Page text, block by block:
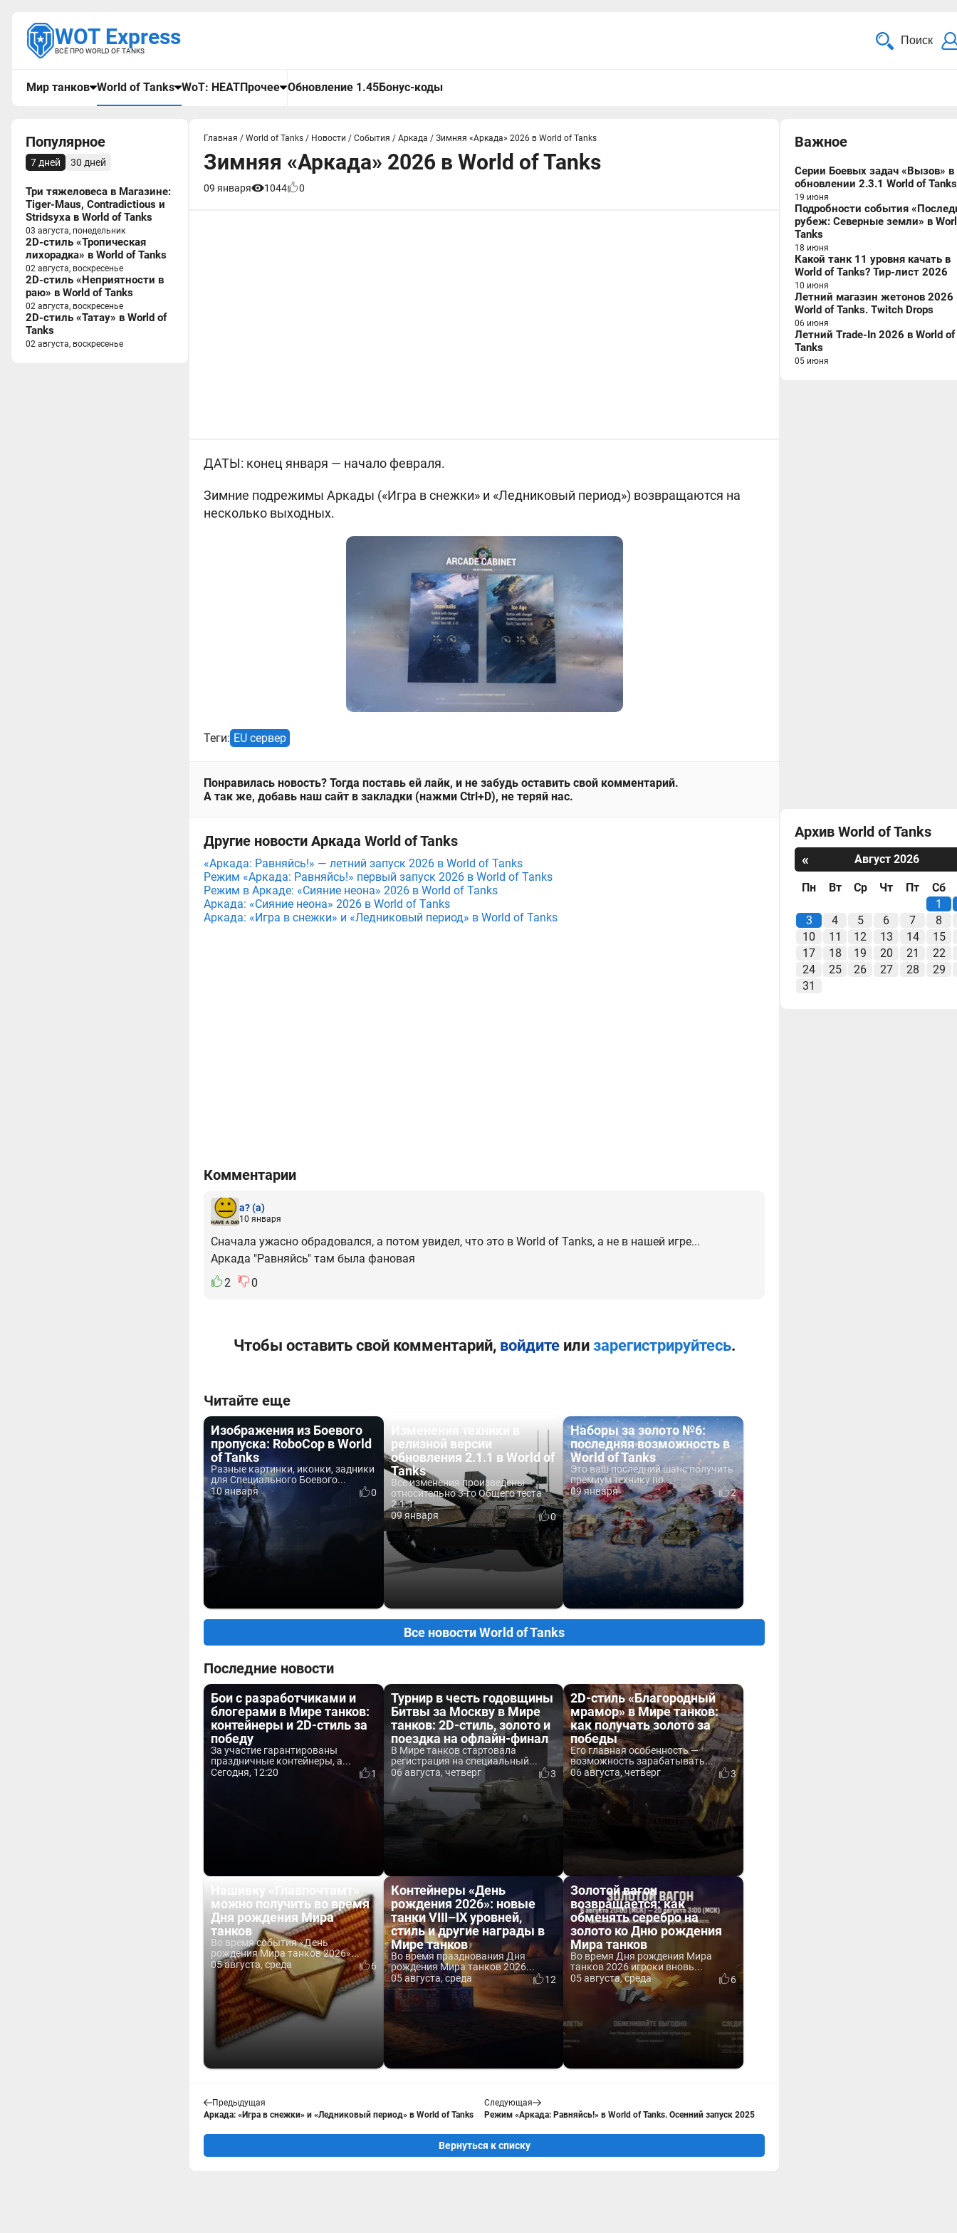
WOT Express
ВСЁ ПРО WORLD OF TANKS
Поиск
Мир танков World of Tanks WoT: HEATПрочее Обновление 1.45Бонус-коды
Популярное
7 дней 30 дней
Три тяжеловеса в Магазине:
Tiger-Maus, Contradictious и
Stridsyxa в World of Tanks
03 августа, понедельник
2D-стиль «Тропическая
лихорадка» в World of Tanks
02 августа, воскресенье
2D-стиль «Неприятности в
раю» в World of Tanks
02 августа, воскресенье
2D-стиль «Татау» в World of
Tanks
02 августа, воскресенье
Главная / World of Tanks / Новости / События / Аркада / Зимняя «Аркада» 2026 в World of Tanks
Зимняя «Аркада» 2026 в World of Tanks
09 января 1044 0
ДАТЫ: конец января — начало февраля.
Зимние подрежимы Аркады («Игра в снежки» и «Ледниковый период») возвращаются на
несколько выходных.
Теги: EU сервер
Понравилась новость? Тогда поставь ей лайк, и не забудь оставить свой комментарий.
А так же, добавь наш сайт в закладки (нажми Ctrl+D), не теряй нас.
Другие новости Аркада World of Tanks
«Аркада: Равняйсь!» — летний запуск 2026 в World of Tanks
Режим «Аркада: Равняйсь!» первый запуск 2026 в World of Tanks
Режим в Аркаде: «Сияние неона» 2026 в World of Tanks
Аркада: «Сияние неона» 2026 в World of Tanks
Аркада: «Игра в снежки» и «Ледниковый период» в World of Tanks
Комментарии
а?(а)
10 января
Сначала ужасно обрадовался, а потом увидел, что это в World of Tanks, а не в нашей игре...
Аркада "Равняйсь" там была фановая
2
0
Чтобы оставить свой комментарий, войдитеили зарегистрируйтесь.
Читайте еще
Изображения из Боевого
пропуска: RoboCop в World
of Tanks
Разные картинки, иконки, задники
для Специального Боевого...
10 января
0
релизной версии
обновления 2.1.1 в World of
Tanks
Все изменения произведены
относительно 3-го Общего теста
2.1.1.
09 января
0
Наборы за золото №6:
последняя возможность в
World of Tanks
Это ваш последний шанс получить
премиум технику по...
09 января
2
Все новости World of Tanks
Последние новости
Бои с разработчиками и
блогерами в Мире танков:
контейнеры и 2D-стиль за
победу
За участие гарантированы
праздничные контейнеры, а...
Сегодня, 12:20
1
Турнир в честь годовщины
Битвы за Москву в Мире
танков: 2D-стиль, золото и
поездка на офлайн-финал
В Мире танков стартовала
регистрация на специальный...
06 августа, четверг
3
2D-стиль «Благородный
мрамор» в Мире танков:
как получать золото за
победы
Его главная особенность —
возможность зарабатывать...
06 августа, четверг
3
Нашивку «Главпочтамт»
можно получить во время
Дня рождения Мира
танков
Во время события «День
рождения Мира танков 2026»...
05 августа, среда
6
Контейнеры «День
рождения 2026»: новые
танки VIII–IX уровней,
стиль и другие награды в
Мире танков
Во время празднования Дня
рождения Мира танков 2026...
05 августа, среда
12
Золотой вагон
возвращается: как
обменять серебро на
золото ко Дню рождения
Мира танков
Во время Дня рождения Мира
танков 2026 игроки вновь...
05 августа, среда
6
Предыдущая
Аркада: «Игра в снежки» и «Ледниковый период» в World of Tanks
Следующая
Режим «Аркада: Равняйсь!» в World of Tanks. Осенний запуск 2025
Вернуться к списку
Важное
Серии Боевых задач «Вызов» в
обновлении 2.3.1 World of Tanks
19 июня
Подробности события
рубеж: Северные земли» в
Tanks
18 июня
Какой танк 11 уровня качать в
World of Tanks? Тир-лист 2026
10 июня
Летний магазин жетонов 2026
World of Tanks. Twitch Drops
06 июня
Летний Trade-In 2026 в World of
Tanks
05 июня
Архив World of Tanks
«
Август 2026
Пн Вт Ср Чт Пт
Сб
1
3
4 5 6 7
8
10
11 12 13 14
15
17
18 19 20 21
22
24
25 26 27 28
29
31